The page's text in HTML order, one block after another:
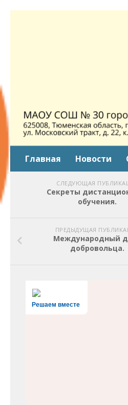
Главная Новости
СЛЕДУЮЩАЯ
Секреты
обучения.
ПРЕДЫДУЩАЯ
Международный
добровольца.
Решаем вместе